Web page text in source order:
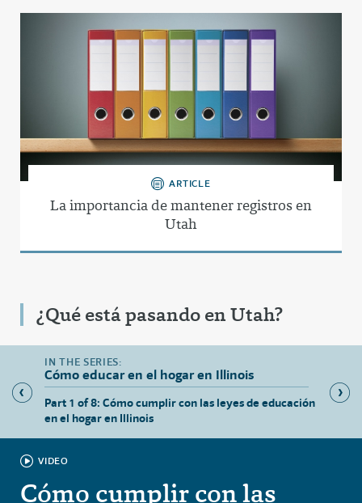
ARTICLE
La importancia de mantener registros en
Utah
¿Qué está pasando en Utah?
Cómo educar en el hogar en Illinois
Part 1 of 8: Cómo cumplir con las leyes de educación
en el hogar en Illinois
Part
VIDEO
Cómo cumplir con las